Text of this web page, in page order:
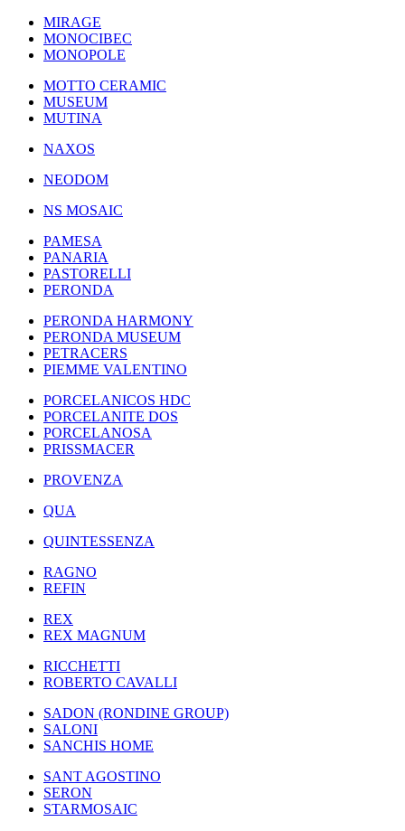
MIRAGE
MONOCIBEC
MONOPOLE
MOTTO CERAMIC
MUSEUM
MUTINA
NAXOS
NEODOM
NS MOSAIC
PAMESA
PANARIA
PASTORELLI
PERONDA
PERONDA HARMONY
PERONDA MUSEUM
PETRACERS
PIEMME VALENTINO
PORCELANICOS HDC
PORCELANITE DOS
PORCELANOSA
PRISSMACER
PROVENZA
QUA
QUINTESSENZA
RAGNO
REFIN
REX
REX MAGNUM
RICCHETTI
ROBERTO CAVALLI
SADON (RONDINE GROUP)
SALONI
SANCHIS HOME
SANT AGOSTINO
SERON
STARMOSAIC